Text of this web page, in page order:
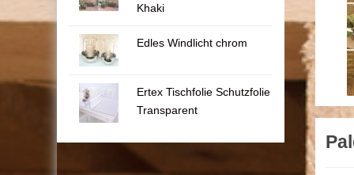
Khaki
Edles Windlicht chrom
Ertex Tischfolie Schutzfolie
Transparent